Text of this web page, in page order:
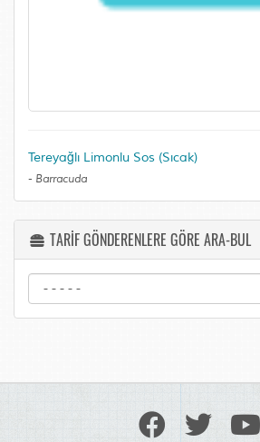
Tereyağlı Limonlu Sos (Sıcak)
- Barracuda
TARİF GÖNDERENLERE GÖRE ARA-BUL